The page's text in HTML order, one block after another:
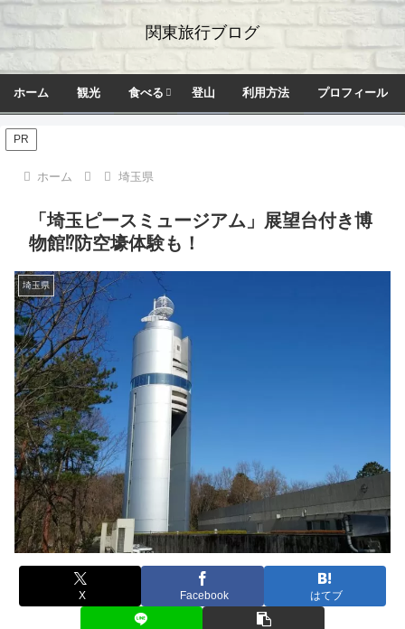
関東旅行ブログ
ホーム 観光 食べる 登山 利用方法 プロフィール
PR
ホーム 埼玉県
「埼玉ピースミュージアム」展望台付き博
物館⁉防空壕体験も！
埼玉県
X Facebook はてブ